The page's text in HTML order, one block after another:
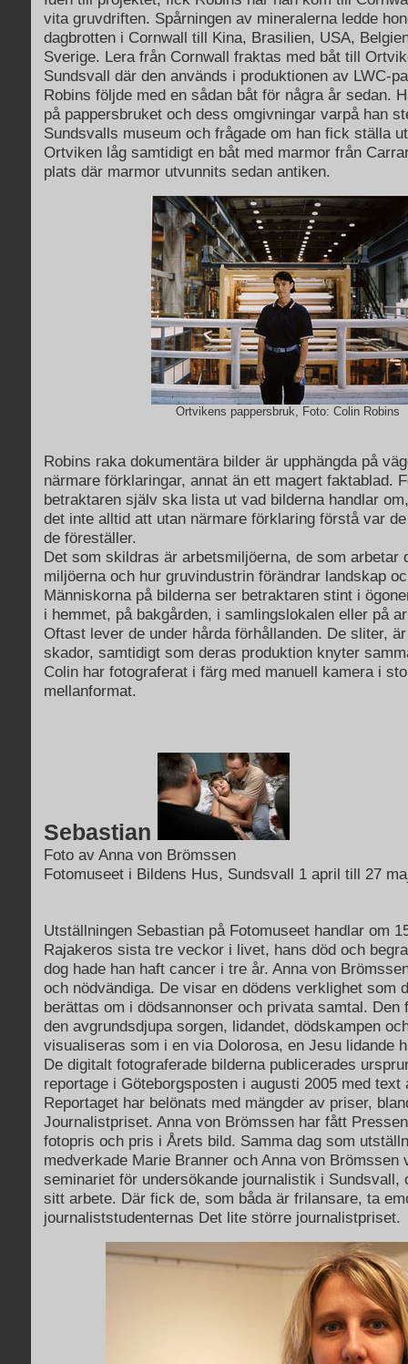
vita gruvdriften. Spårningen av mineralerna ledde
dagbrotten i Cornwall till Kina, Brasilien, USA,
Sverige. Lera från Cornwall fraktas med båt till
Sundsvall där den används i produktionen av LWC-
Robins följde med en sådan båt för några år sedan.
på pappersbruket och dess omgivningar varpå han
Sundsvalls museum och frågade om han fick ställa
Ortviken låg samtidigt en båt med marmor från
plats där marmor utvunnits sedan antiken.
Ortvikens pappersbruk, Foto: Colin Robins
Robins raka dokumentära bilder är upphängda på
närmare förklaringar, annat än ett magert faktablad.
betraktaren själv ska lista ut vad bilderna handlar
det inte alltid att utan närmare förklaring förstå var
de föreställer.
Det som skildras är arbetsmiljöerna, de som arbetar
miljöerna och hur gruvindustrin förändrar landskap
Människorna på bilderna ser betraktaren stint i
i hemmet, på bakgården, i samlingslokalen eller på
Oftast lever de under hårda förhållanden. De sliter,
skador, samtidigt som deras produktion knyter
Colin har fotograferat i färg med manuell kamera i
mellanformat.
Sebastian
Foto av Anna von Brömssen
Fotomuseet i Bildens Hus, Sundsvall 1 april till 27
Utställningen Sebastian på Fotomuseet handlar om
Rajakeros sista tre veckor i livet, hans död och
dog hade han haft cancer i tre år. Anna von
och nödvändiga. De visar en dödens verklighet som
berättas om i dödsannonser och privata samtal.
den avgrundsdjupa sorgen, lidandet, dödskampen
visualiseras som i en via Dolorosa, en Jesu lidande
De digitalt fotograferade bilderna publicerades
reportage i Göteborgsposten i augusti 2005 med text
Reportaget har belönats med mängder av priser,
Journalistpriset. Anna von Brömssen har fått
fotopris och pris i Årets bild. Samma dag som
medverkade Marie Branner och Anna von Brömssen
seminariet för undersökande journalistik i Sundsvall,
sitt arbete. Där fick de, som båda är frilansare, ta
journaliststudenternas Det lite större journalistpriset.